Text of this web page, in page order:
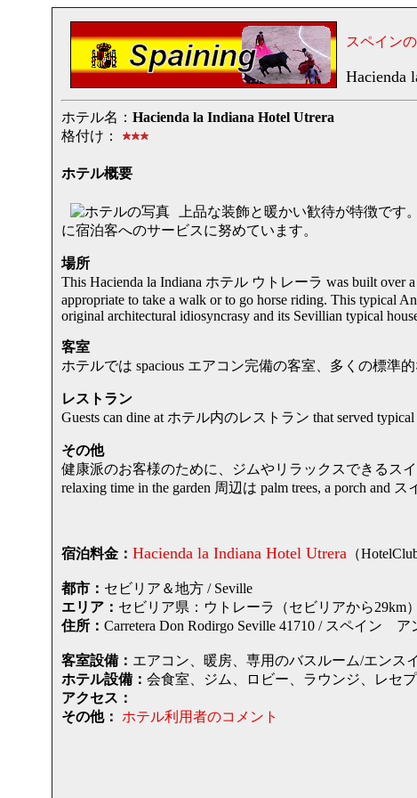
スペイン
Hacienda
ホテル名： Hacienda la Indiana Hotel Utrera
格付け：
ホテル概要
上品な装飾と暖かい歓待が特徴です
に宿泊客へのサービスに努めています。
場所
This Hacienda la Indiana ホテル ウトレーラ was built over
appropriate to take a walk or to go horse riding. This typical
original architectural idiosyncrasy and its Sevillian typical
客室
ホテルでは spacious エアコン完備の客室、多くの標準
レストラン
Guests can dine at ホテル内のレストラン that served typical
その他
健康派のお客様のために、ジムやリラックスできるス
relaxing time in the garden 周辺は palm trees, a porch and
宿泊料金： Hacienda la Indiana Hotel Utrera （
都市： セビリア＆地方 / Seville
エリア： セビリア県：ウトレーラ（セビリアから29km
住所： Carretera Don Rodirgo Seville 41710 / スペイ
客室設備： エアコン、暖房、専用のバスルーム/エンス
ホテル設備： 会食室、ジム、ロビー、ラウンジ、レセ
アクセス：
その他：
ホテル利用者のコメント